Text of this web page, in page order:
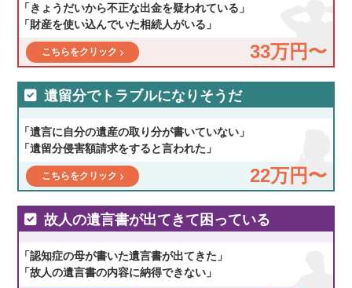
「きょうだいから不正な出金を疑われている」
「財産を使い込んでいた相続人がいる」
33万円〜
こちらをクリック
遺留分でトラブルになりそうだ
「遺言に自分の遺産の取り分が書いていない」
「遺留分侵害額請求をすると言われた」
22万円〜
こちらをクリック
故人の遺言書が出てきて困っている
「認知症の母が書いた遺言書が出てきた」
「故人の遺言書の内容に納得できない」